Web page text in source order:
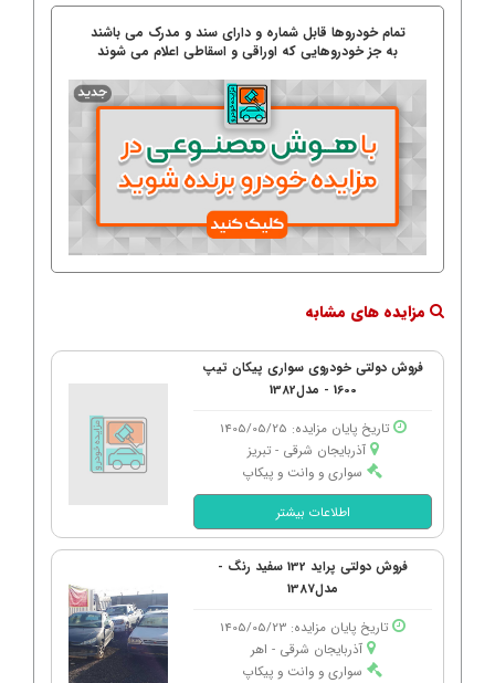
تمام خودروها قابل شماره و دارای سند و مدرک می باشند
به جز خودروهایی که اوراقی و اسقاطی اعلام می شوند
مزایده های مشابه
فروش دولتی خودروی سواری پیکان تیپ
1600 - مدل1382
تاریخ پایان مزایده: 1405/05/25
آذربایجان شرقی - تبریز
سواری و وانت و پیکاپ
اطلاعات بیشتر
فروش دولتی پراید 132 سفید رنگ -
مدل1387
تاریخ پایان مزایده: 1405/05/23
آذربایجان شرقی - اهر
سواری و وانت و پیکاپ